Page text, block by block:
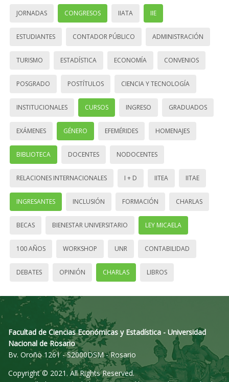
JORNADAS CONGRESOS IIATA IIE
ESTUDIANTES CONTADOR PÚBLICO ADMINISTRACIÓN
TURISMO ESTADÍSTICA ECONOMÍA CONVENIOS
POSGRADO POSTÍTULOS CIENCIA Y TECNOLOGÍA
INSTITUCIONALES CURSOS INGRESO GRADUADOS
EXÁMENES GÉNERO EFEMÉRIDES HOMENAJES
BIBLIOTECA DOCENTES NODOCENTES
RELACIONES INTERNACIONALES I + D IITEA IITAE
INGRESANTES INCLUSIÓN FORMACIÓN CHARLAS
BECAS BIENESTAR UNIVERSITARIO LEY MICAELA
100 AÑOS WORKSHOP UNR CONTABILIDAD
DEBATES OPINIÓN CHARLAS LIBROS
Facultad de Ciencias Económicas y Estadística - Universidad
Nacional de Rosario
Bv. Oroño 1261 - S2000DSM - Rosario
Copyright © 2021. All Rights Reserved.